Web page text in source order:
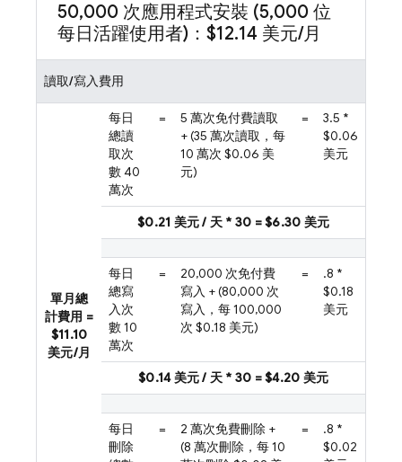
50,000 次應用程式安裝 (5,000 位
每日活躍使用者)：$12.14 美元/月
讀取/寫入費用
單月總
計費用 =
$11.10
美元/月
每日
總讀
取次
數 40
萬次
=
5 萬次免付費讀取
+ (35 萬次讀取，每
10 萬次 $0.06 美
元)
=
3.5 *
$0.06
美元
$0.21 美元 / 天 * 30 = $6.30 美元
每日
總寫
入次
數 10
萬次
=
20,000 次免付費
寫入 + (80,000 次
寫入，每 100,000
次 $0.18 美元)
=
.8 *
$0.18
美元
$0.14 美元 / 天 * 30 = $4.20 美元
每日
刪除
=
2 萬次免費刪除 +
(8 萬次刪除，每 10
=
.8 *
$0.02